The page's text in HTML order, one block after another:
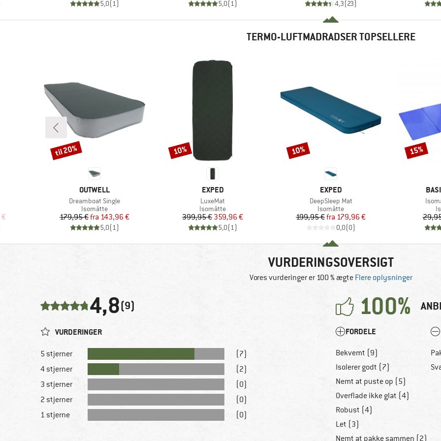
5,0(1) 5,0(1) 4,3(23)
TERMO-LUFTMADRADSER TOPSELLERE
MÆRKE
OUTWELL
Artikel
Dreamboat Single
Produktgruppe
Isomåtte
Pris
179,95 € Nedsat pris
fra 143,96 €
5,0(1)
Rabat
til 20%
MÆRKE
EXPED
Artikel
LuxeMat
Produktgruppe
Isomåtte
Pris
399,95 €Nedsat pris
359,96 €
5,0(1)
Rabat
10%
MÆRKE
EXPED
Artikel
DeepSleep Mat
Produktgruppe
Isomåtte
Pris
199,95 € Nedsat pris
fra 179,96 €
0,0(0)
Rabat
10% Rabat
15%
VURDERINGSOVERSIGT
Vores vurderinger er 100 % ægte Flere oplysninger
4,8(9) 100%
VURDERINGER
5 stjerner
(7)
4 stjerner
(2)
3 stjerner
(0)
2 stjerner
(0)
1 stjerne
(0)
FORDELE
Bekvemt (9)
Isolerer godt (7)
Nemt at puste op (5)
Overflade ikke glat (4)
Robust (4)
Let (3)
Nemt at pakke sammen (2)